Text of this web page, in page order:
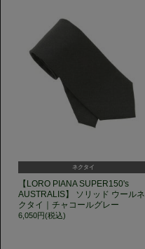
ネクタイ
【LORO PIANA SUPER150's
AUSTRALIS】 ソリッド ウールネ
クタイ｜チャコールグレー
6,050円(税込)